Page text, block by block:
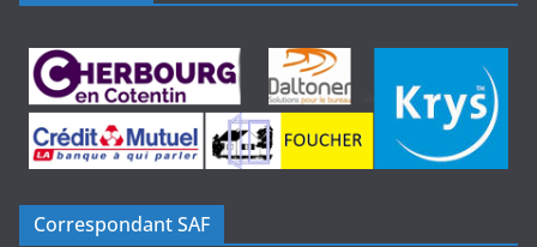
Correspondant SAF